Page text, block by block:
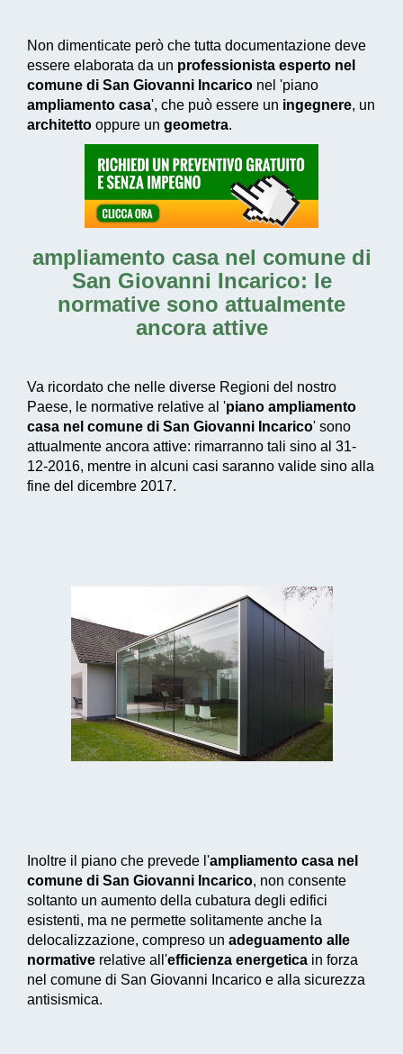
Non dimenticate però che tutta documentazione deve
essere elaborata da un professionista esperto nel
comune di San Giovanni Incarico nel 'piano
ampliamento casa', che può essere un ingegnere, un
architetto oppure un geometra.
ampliamento casa nel comune di
San Giovanni Incarico: le
normative sono attualmente
ancora attive
Va ricordato che nelle diverse Regioni del nostro
Paese, le normative relative al 'piano ampliamento
casa nel comune di San Giovanni Incarico' sono
attualmente ancora attive: rimarranno tali sino al 31-
12-2016, mentre in alcuni casi saranno valide sino alla
fine del dicembre 2017.
Inoltre il piano che prevede l'ampliamento casa nel
comune di San Giovanni Incarico, non consente
soltanto un aumento della cubatura degli edifici
esistenti, ma ne permette solitamente anche la
delocalizzazione, compreso un adeguamento alle
normative relative all'efficienza energetica in forza
nel comune di San Giovanni Incarico e alla sicurezza
antisismica.